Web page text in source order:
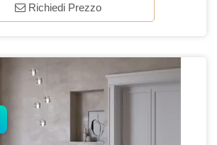
Richiedi Prezzo